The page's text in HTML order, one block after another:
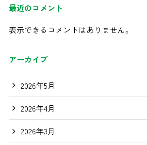
最近のコメント
表示できるコメントはありません。
アーカイブ
2026年5月
2026年4月
2026年3月